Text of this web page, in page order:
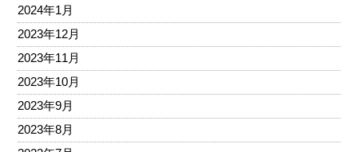
2024年1月
2023年12月
2023年11月
2023年10月
2023年9月
2023年8月